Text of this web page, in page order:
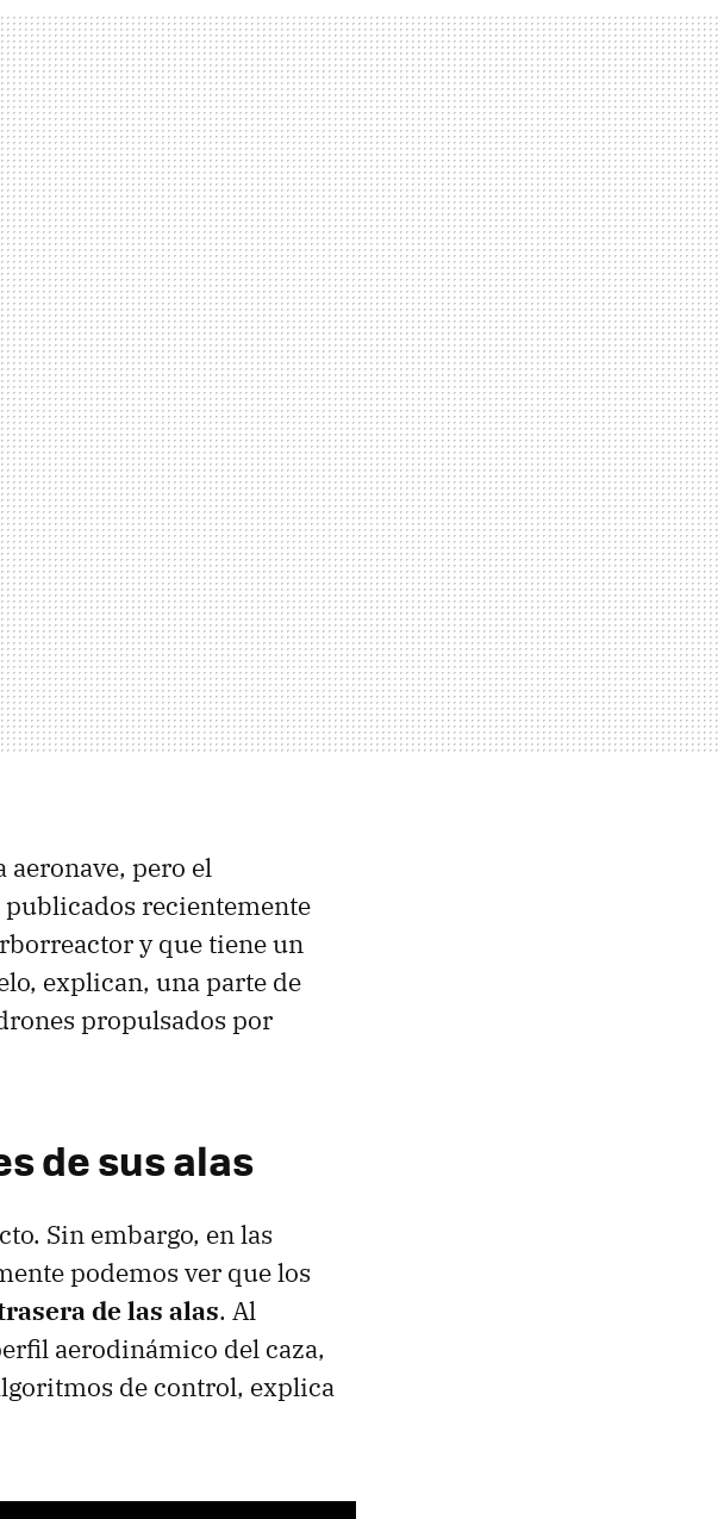
aeronave, pero el
recientemente
y que tiene un
explican, una parte de
propulsados por
de sus alas
Sin embargo, en las
podemos ver que los
de las alas. Al
aerodinámico del caza,
de control, explica